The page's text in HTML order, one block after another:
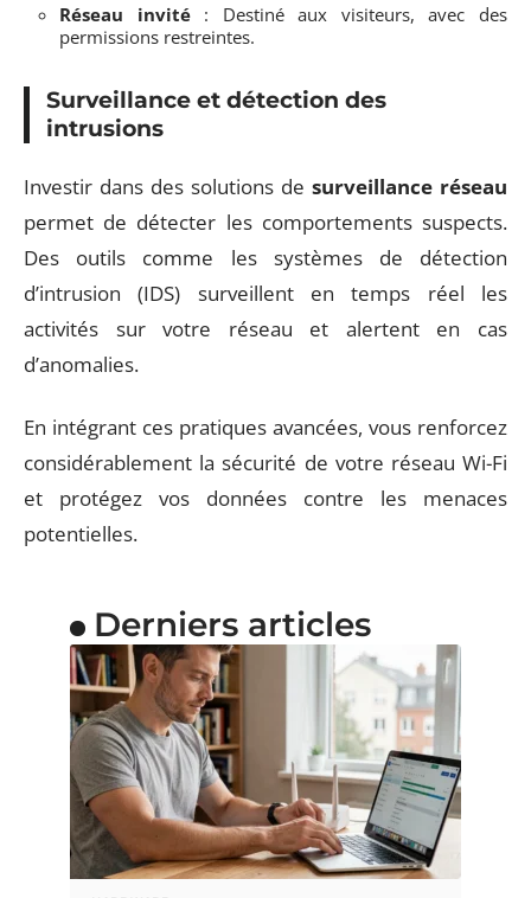
Réseau invité: Destiné aux visiteurs, avec des
permissions restreintes.
Surveillance et détection des
intrusions
Investir dans des solutions de surveillance réseau
permet de détecter les comportements suspects.
Des outils comme les systèmes de détection
d’intrusion (IDS) surveillent en temps réel les
activités sur votre réseau et alertent en cas
d’anomalies.
En intégrant ces pratiques avancées, vous renforcez
considérablement la sécurité de votre réseau Wi-Fi
et protégez vos données contre les menaces
potentielles.
Derniers articles